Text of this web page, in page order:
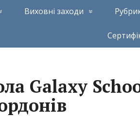
Виховні заходи
Galaxy